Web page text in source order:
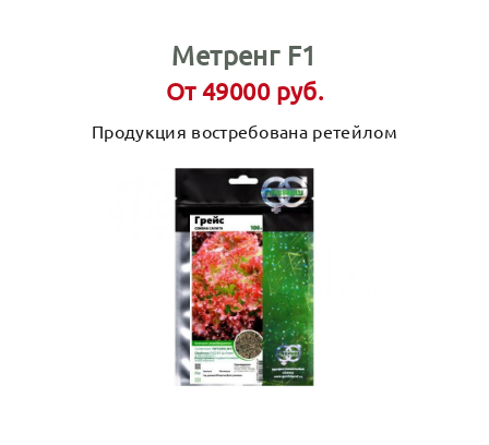
Метренг F1
От 49000 руб.
Продукция востребована ретейлом